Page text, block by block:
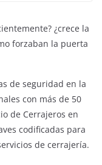
¿crece la
forzaban la puerta
de seguridad en la
con más de 50
de Cerrajeros en
codificadas para
de cerrajería.
Y TV
todos los